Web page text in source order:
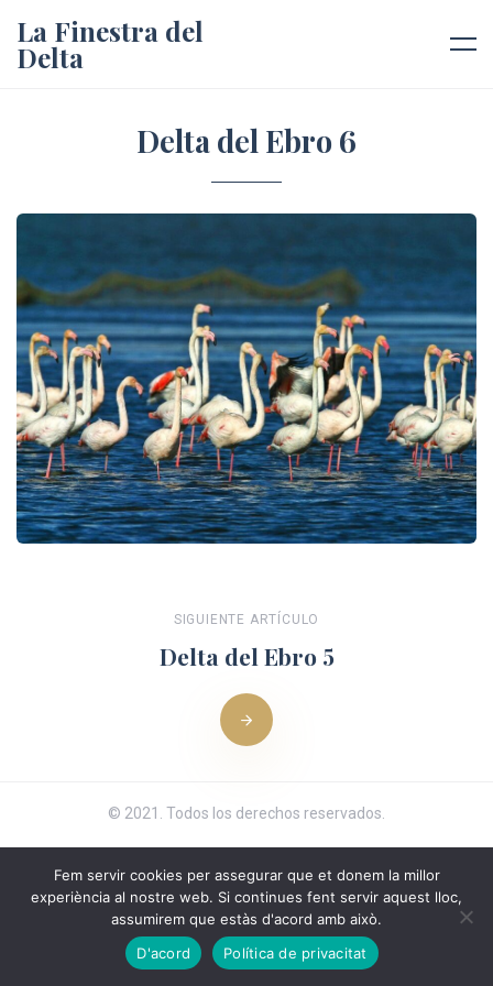
La Finestra del
Delta
Delta del Ebro 6
SIGUIENTE ARTÍCULO
Delta del Ebro 5
© 2021. Todos los derechos reservados.
Fem servir cookies per assegurar que et donem la millor
experiència al nostre web. Si continues fent servir aquest lloc,
assumirem que estàs d'acord amb això.
D'acord
Política de privacitat